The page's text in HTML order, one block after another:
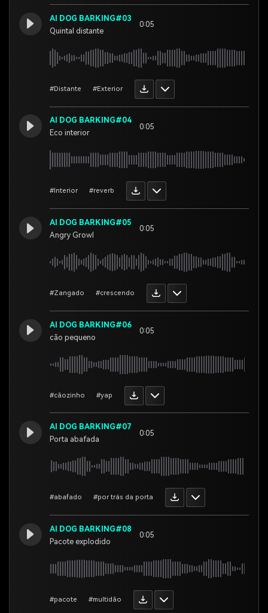
AI DOG BARKING#03
Quintal distante
0:05
#Distante #Exterior
AI DOG BARKING#04
Eco interior
0:05
#Interior #reverb
AI DOG BARKING#05
Angry Growl
0:05
#Zangado #crescendo
AI DOG BARKING#06
cão pequeno
0:05
#cãozinho #yap
AI DOG BARKING#07
Porta abafada
0:05
#abafado #por trás da porta
AI DOG BARKING#08
Pacote explodido
0:05
#pacote #multidão